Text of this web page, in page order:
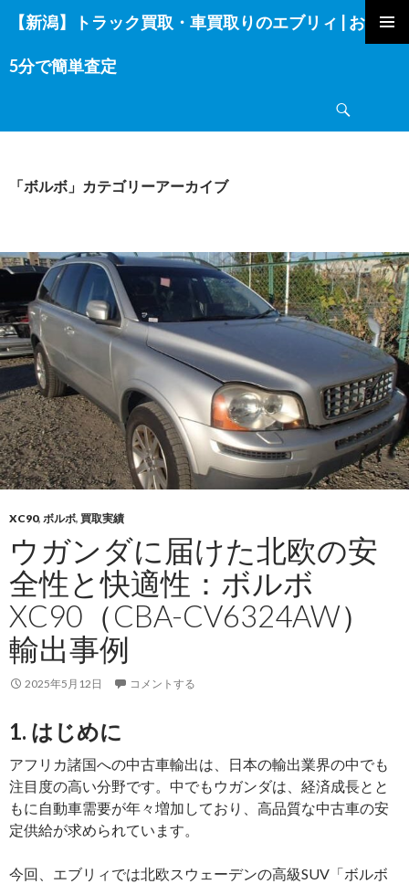
【新潟】トラック買取・車買取りのエブリィ | お電話
5分で簡単査定
ン
テ
へ
ッ「ボルボ」カテゴリーアーカイブ
XC90, ボルボ, 買取実績
ウガンダに届けた北欧の安
全性と快適性：ボルボ
XC90（CBA-CV6324AW）
輸出事例
2025年5月12日 コメントする
1. はじめに
アフリカ諸国への中古車輸出は、日本の輸出業界の中でも
注目度の高い分野です。中でもウガンダは、経済成長とと
もに自動車需要が年々増加しており、高品質な中古車の安
定供給が求められています。
今回、エブリィでは北欧スウェーデンの高級SUV「ボルボ